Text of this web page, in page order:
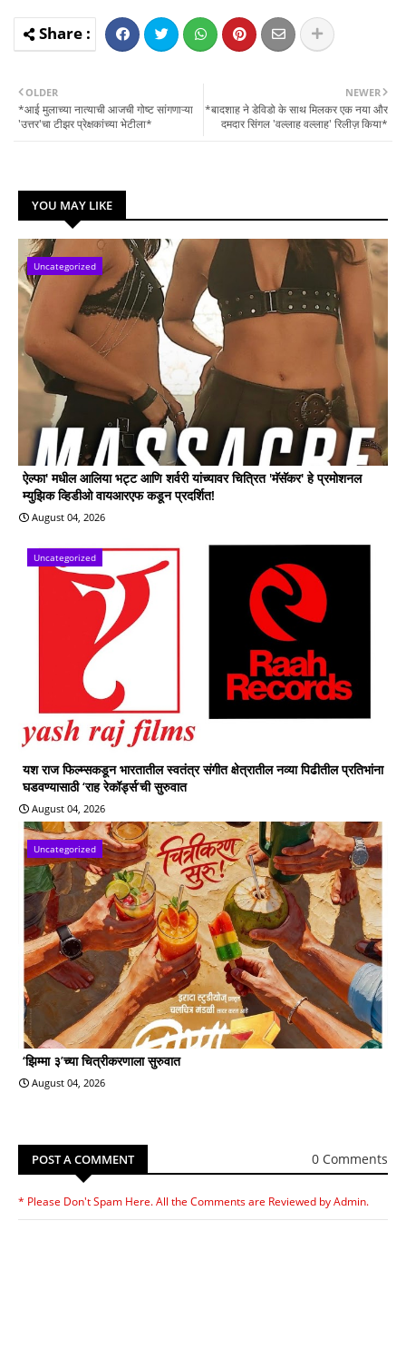
NEWER
*बादशाह ने डेविडो के साथ मिलकर एक नया और
दमदार सिंगल 'वल्लाह वल्लाह' रिलीज़ किया*
OLDER
*आई मुलाच्या नात्याची आजची गोष्ट सांगणाऱ्या
'उत्तर'चा टीझर प्रेक्षकांच्या भेटीला*
YOU MAY LIKE
Uncategorized
ऐल्फा' मधील आलिया भट्ट आणि शर्वरी यांच्यावर चित्रित 'मॅसॅकर' हे प्रमोशनल
म्युझिक व्हिडीओ वायआरएफ कडून प्रदर्शित!
August 04, 2026
Uncategorized
यश राज फिल्म्सकडून भारतातील स्वतंत्र संगीत क्षेत्रातील नव्या पिढीतील प्रतिभांना
घडवण्यासाठी ‘राह रेकॉर्ड्स’ची सुरुवात
August 04, 2026
Uncategorized
‘झिम्मा ३’च्या चित्रीकरणाला सुरुवात
August 04, 2026
POST A COMMENT 0 Comments
* Please Don't Spam Here. All the Comments are Reviewed by Admin.